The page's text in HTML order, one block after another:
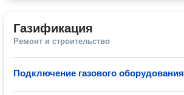
Газификация
Ремонт и строительство
Подключение газового оборудования